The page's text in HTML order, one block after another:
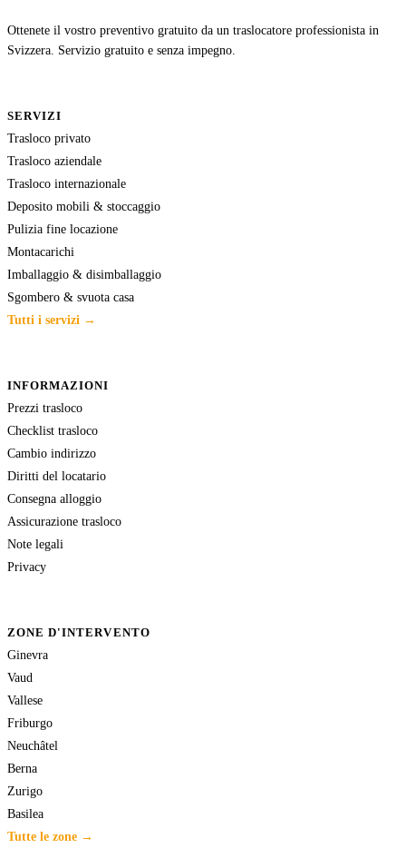
Ottenete il vostro preventivo gratuito da un traslocatore professionista in
Svizzera. Servizio gratuito e senza impegno.
SERVIZI
Trasloco privato
Trasloco aziendale
Trasloco internazionale
Deposito mobili & stoccaggio
Pulizia fine locazione
Montacarichi
Imballaggio & disimballaggio
Sgombero & svuota casa
Tutti i servizi →
INFORMAZIONI
Prezzi trasloco
Checklist trasloco
Cambio indirizzo
Diritti del locatario
Consegna alloggio
Assicurazione trasloco
Note legali
Privacy
ZONE D'INTERVENTO
Ginevra
Vaud
Vallese
Friburgo
Neuchâtel
Berna
Zurigo
Basilea
Tutte le zone →